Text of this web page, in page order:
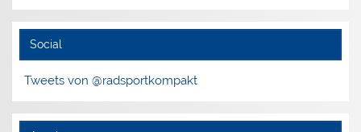
Social
Tweets von @radsportkompakt